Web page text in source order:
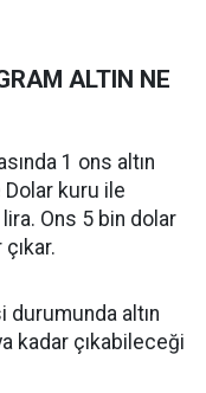
ALTIN NE
1 ons altın
Dolar kuru ile
Ons 5 bin dolar
durumunda altın
kadar çıkabileceği